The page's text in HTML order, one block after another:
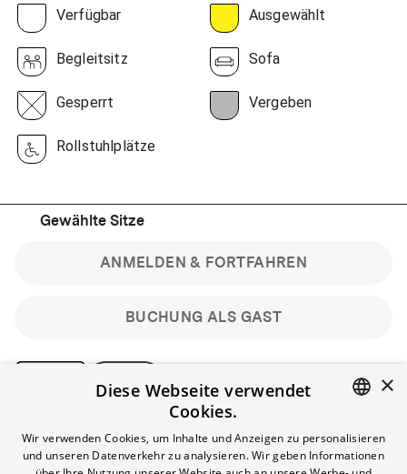
Verfügbar Ausgewählt
Begleitsitz Sofa
Gesperrt Vergeben
Rollstuhlplätze
Gewählte Sitze
BUCHUNG ALS GAST
ANMELDEN & FORTFAHREN
Bitte beachte: Gastbuchungen sind nicht stornierbar.
Registriere dich kostenlos für bis zu 90 min vor Filmbeginn
stornierbare Tickets für reguläre Vorstellungen.
ENGLISH
×
Diese Webseite verwendet
Cookies.
Wir verwenden Cookies, um Inhalte und Anzeigen zu personalisieren
und unseren Datenverkehr zu analysieren. Wir geben Informationen